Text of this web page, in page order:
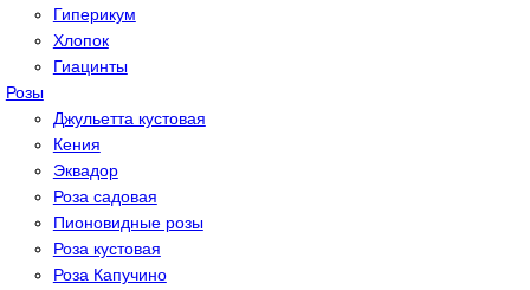
Гиперикум
Хлопок
Гиацинты
Розы
Джульетта кустовая
Кения
Эквадор
Роза садовая
Пионовидные розы
Роза кустовая
Роза Капучино